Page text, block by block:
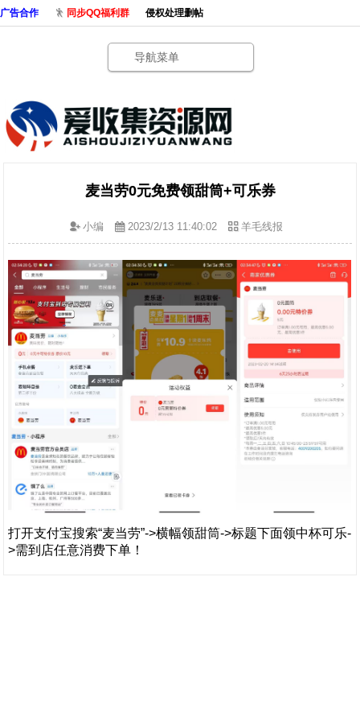
广告合作 同步QQ福利群 侵权处理删帖
导航菜单
麦当劳0元免费领甜筒+可乐券
小编 2023/2/13 11:40:02 羊毛线报
打开支付宝搜索“麦当劳”->横幅领甜筒->标题下面领中杯可乐-
>需到店任意消费下单！